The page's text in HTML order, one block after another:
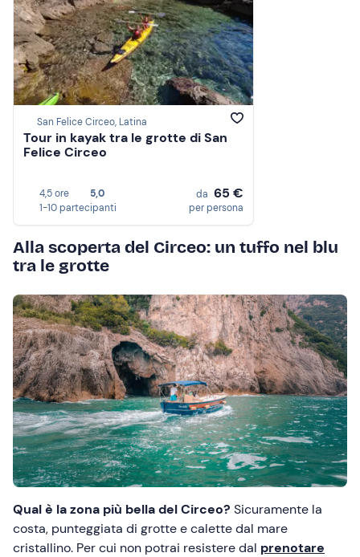
San Felice Circeo, Latina
Tour in kayak tra le grotte di San
Felice Circeo
4,5 ore
5,0
1-10 partecipanti
da 65 €
per persona
Alla scoperta del Circeo: un tuffo nel blu
tra le grotte
Qual è la zona più bella del Circeo? Sicuramente la
costa, punteggiata di grotte e calette dal mare
cristallino. Per cui non potrai resistere dal prenotare